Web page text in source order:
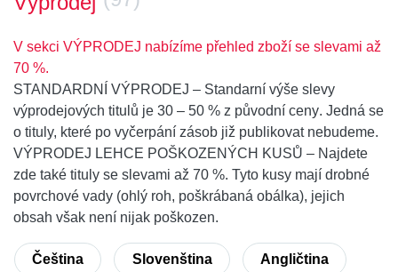
V sekci VÝPRODEJ nabízíme přehled zboží se slevami až
70 %.
STANDARDNÍ VÝPRODEJ – Standarní výše slevy
výprodejových titulů je 30 – 50 % z původní ceny. Jedná se
o tituly, které po vyčerpání zásob již publikovat nebudeme.
VÝPRODEJ LEHCE POŠKOZENÝCH KUSŮ – Najdete
zde také tituly se slevami až 70 %. Tyto kusy mají drobné
povrchové vady (ohlý roh, poškrábaná obálka), jejich
obsah však není nijak poškozen.
Čeština Slovenština Angličtina